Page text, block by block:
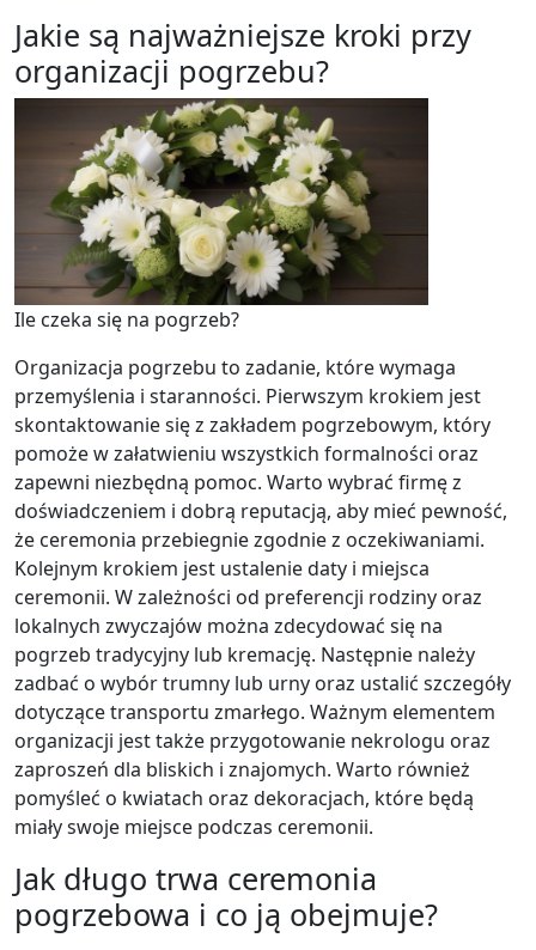
Jakie są najważniejsze kroki przy
organizacji pogrzebu?
Ile czeka się na pogrzeb?
Organizacja pogrzebu to zadanie, które wymaga
przemyślenia i staranności. Pierwszym krokiem jest
skontaktowanie się z zakładem pogrzebowym, który
pomoże w załatwieniu wszystkich formalności oraz
zapewni niezbędną pomoc. Warto wybrać firmę z
doświadczeniem i dobrą reputacją, aby mieć pewność,
że ceremonia przebiegnie zgodnie z oczekiwaniami.
Kolejnym krokiem jest ustalenie daty i miejsca
ceremonii. W zależności od preferencji rodziny oraz
lokalnych zwyczajów można zdecydować się na
pogrzeb tradycyjny lub kremację. Następnie należy
zadbać o wybór trumny lub urny oraz ustalić szczegóły
dotyczące transportu zmarłego. Ważnym elementem
organizacji jest także przygotowanie nekrologu oraz
zaproszeń dla bliskich i znajomych. Warto również
pomyśleć o kwiatach oraz dekoracjach, które będą
miały swoje miejsce podczas ceremonii.
Jak długo trwa ceremonia
pogrzebowa i co ją obejmuje?